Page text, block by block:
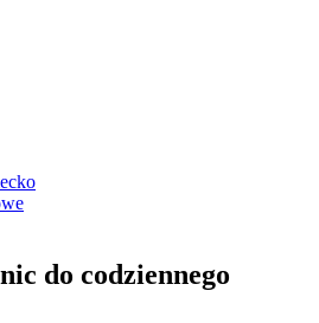
do codziennego